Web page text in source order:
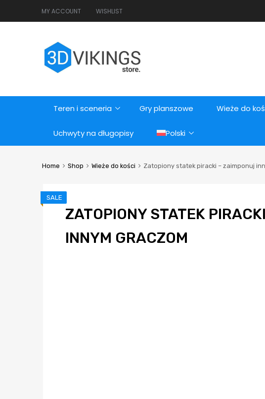
MY ACCOUNT WISHLIST
Teren i sceneria Gry planszowe Wieże do
Uchwyty na długopisy Polski
Home Shop Wieże do kości Zatopiony statek piracki – zaimponuj
ZATOPIONY STATEK
INNYM GRACZOM
SALE